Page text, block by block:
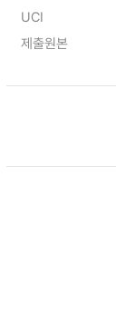
UCI
제출원본